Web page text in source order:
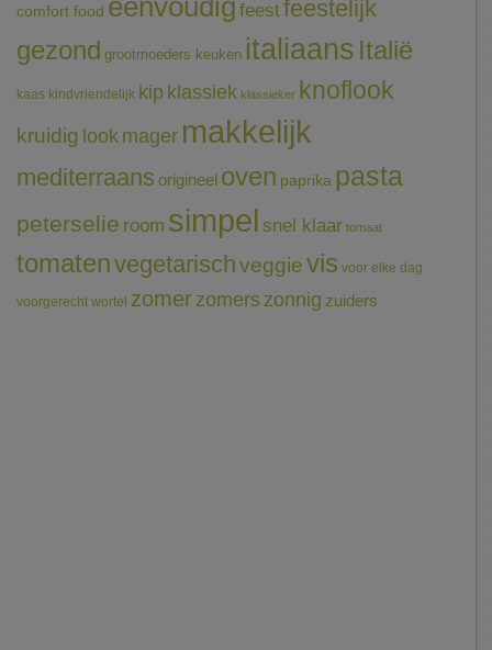
comfort food eenvoudig feestfeestelijk
gezond grootmoeders keuken italiaans Italië
kaas kindvriendelijk kip klassiek klassieker knoflook
kruidig look mager makkelijk
mediterraans origineel oven paprika pasta
peterselie room simpel snel klaar tomaat
tomatenvegetarischveggievis voor elke dag
voorgerecht wortel zomerzomerszonnig zuiders